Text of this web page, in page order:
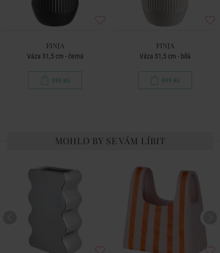
FINJA
Váza 31,5 cm - černá
999 Kč
FINJA
Váza 31,5 cm - bílá
999 Kč
MOHLO BY SE VÁM LÍBIT